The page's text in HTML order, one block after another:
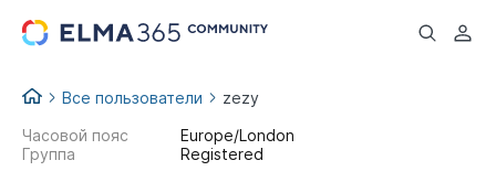
...
Все пользователи zezy
Часовой пояс
Europe/London
Группа
Registered